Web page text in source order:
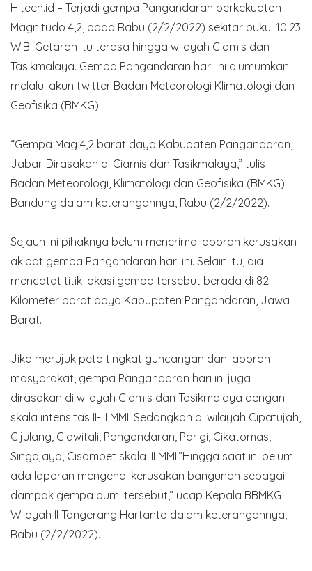
Hiteen.id – Terjadi gempa Pangandaran berkekuatan
Magnitudo 4,2, pada Rabu (2/2/2022) sekitar pukul 10.23
WIB. Getaran itu terasa hingga wilayah Ciamis dan
Tasikmalaya. Gempa Pangandaran hari ini diumumkan
melalui akun twitter Badan Meteorologi Klimatologi dan
Geofisika (BMKG).
“Gempa Mag 4,2 barat daya Kabupaten Pangandaran,
Jabar. Dirasakan di Ciamis dan Tasikmalaya,” tulis
Badan Meteorologi, Klimatologi dan Geofisika (BMKG)
Bandung dalam keterangannya, Rabu (2/2/2022).
Sejauh ini pihaknya belum menerima laporan kerusakan
akibat gempa Pangandaran hari ini. Selain itu, dia
mencatat titik lokasi gempa tersebut berada di 82
Kilometer barat daya Kabupaten Pangandaran, Jawa
Barat.
Jika merujuk peta tingkat guncangan dan laporan
masyarakat, gempa Pangandaran hari ini juga
dirasakan di wilayah Ciamis dan Tasikmalaya dengan
skala intensitas II-III MMI. Sedangkan di wilayah Cipatujah,
Cijulang, Ciawitali, Pangandaran, Parigi, Cikatomas,
Singajaya, Cisompet skala III MMI.”Hingga saat ini belum
ada laporan mengenai kerusakan bangunan sebagai
dampak gempa bumi tersebut,” ucap Kepala BBMKG
Wilayah II Tangerang Hartanto dalam keterangannya,
Rabu (2/2/2022).